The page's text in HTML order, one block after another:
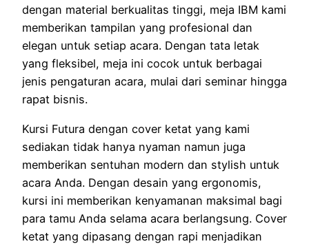
dengan material berkualitas tinggi, meja IBM kami
memberikan tampilan yang profesional dan
elegan untuk setiap acara. Dengan tata letak
yang fleksibel, meja ini cocok untuk berbagai
jenis pengaturan acara, mulai dari seminar hingga
rapat bisnis.
Kursi Futura dengan cover ketat yang kami
sediakan tidak hanya nyaman namun juga
memberikan sentuhan modern dan stylish untuk
acara Anda. Dengan desain yang ergonomis,
kursi ini memberikan kenyamanan maksimal bagi
para tamu Anda selama acara berlangsung. Cover
ketat yang dipasang dengan rapi menjadikan